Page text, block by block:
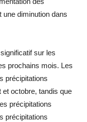
une diminution dans
sur les
prochains mois. Les
précipitations
et octobre, tandis que
précipitations
précipitations